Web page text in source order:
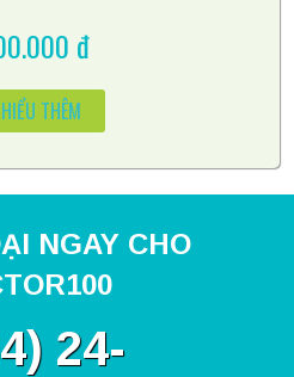
DOCTOR100. Giá sản
đ
THÊM
NGAY CHO
24-